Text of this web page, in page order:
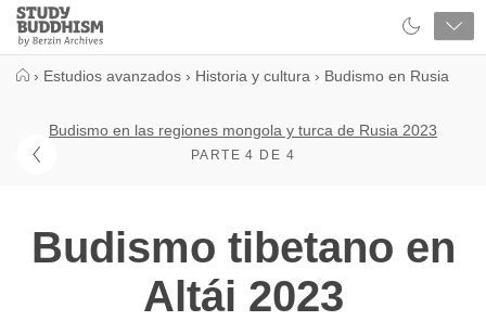
Close
Study
Buddhism
› Estudios avanzados › Historia y cultura › Budismo en Rusia
Budismo en las regiones mongola y turca de Rusia 2023
PARTE 4 DE 4
Budismo tibetano en
Altái 2023